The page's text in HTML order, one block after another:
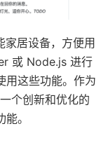
居设备，方便用
或 Node.js 进行
用这些功能。作为
个创新和优化的
。